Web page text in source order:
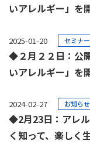
いアレルギー」を
2025-01-20 セミナー
◆２月２２日：公
いアレルギー」を
2024-02-27 お知らせ
◆2月23日：アレ
く知って、楽しく